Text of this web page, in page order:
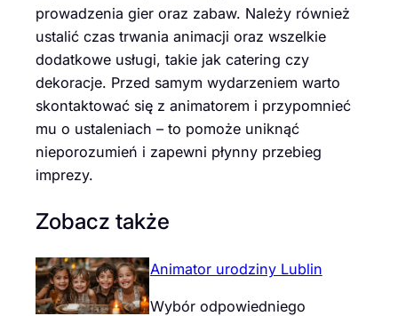
prowadzenia gier oraz zabaw. Należy również
ustalić czas trwania animacji oraz wszelkie
dodatkowe usługi, takie jak catering czy
dekoracje. Przed samym wydarzeniem warto
skontaktować się z animatorem i przypomnieć
mu o ustaleniach – to pomoże uniknąć
nieporozumień i zapewni płynny przebieg
imprezy.
Zobacz także
Animator urodziny Lublin
Wybór odpowiedniego